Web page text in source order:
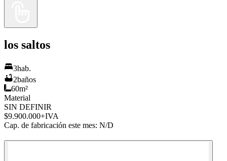
los saltos
3hab.
2baños
60m²
Material
SIN DEFINIR
$9.900.000+IVA
Cap. de fabricación este mes: N/D